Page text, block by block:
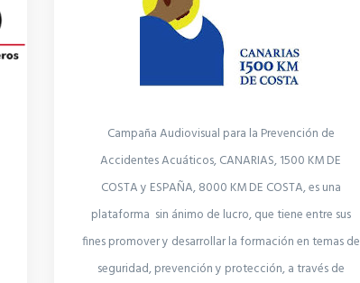
Campaña Audiovisual para la Prevención de
Accidentes Acuáticos, CANARIAS, 1500 KM DE
COSTA y ESPAÑA, 8000 KM DE COSTA, es una
plataforma sin ánimo de lucro, que tiene entre sus
fines promover y desarrollar la formación en temas de
seguridad, prevención y protección, a través de